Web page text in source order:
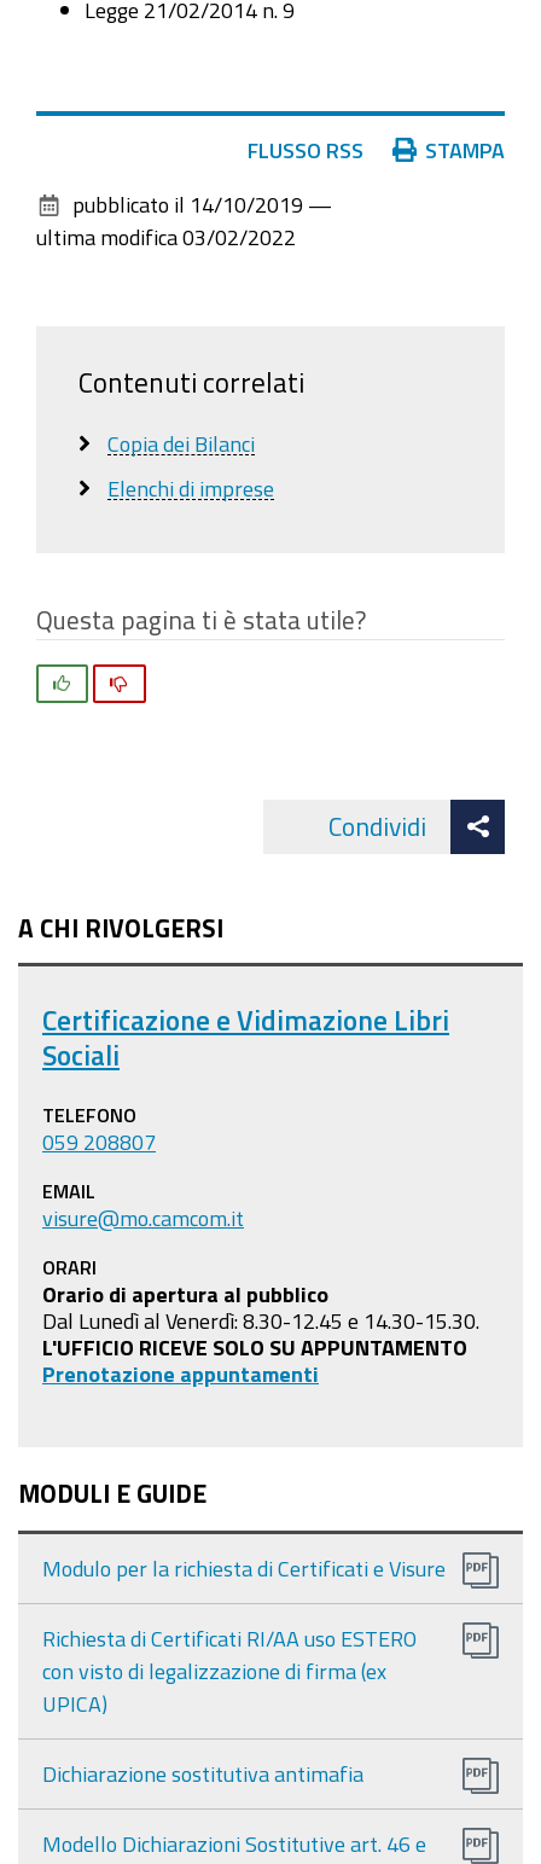
Legge 21/02/2014 n. 9
documento
FLUSSO RSS STAMPA
pubblicato il 14/10/2019 —
ultima modifica 03/02/2022
Contenuti correlati
Copia dei Bilanci
Elenchi di imprese
Questa pagina ti è stata utile?
Condividi
A CHI RIVOLGERSI
Certificazione e Vidimazione Libri
Sociali
TELEFONO
059 208807
EMAIL
visure@mo.camcom.it
ORARI
Orario di apertura al pubblico
Dal Lunedì al Venerdì: 8.30-12.45 e 14.30-15.30.
L'UFFICIO RICEVE SOLO SU APPUNTAMENTO
Prenotazione appuntamenti
MODULI E GUIDE
Modulo per la richiesta di Certificati e Visure
Richiesta di Certificati RI/AA uso ESTERO
con visto di legalizzazione di firma (ex
UPICA)
Dichiarazione sostitutiva antimafia
Modello Dichiarazioni Sostitutive art. 46 e